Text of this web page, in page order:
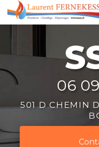
Aller
au
06
501 D CHEMIN